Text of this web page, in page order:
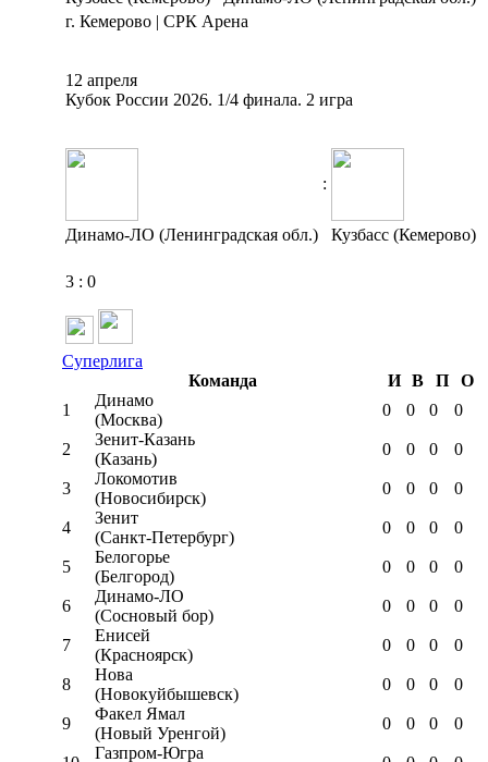
г. Кемерово | СРК Арена
12 апреля
Кубок России 2026. 1/4 финала. 2 игра
:
Динамо-ЛО (Ленинградская обл.) Кузбасс (Кемерово)
3 : 0
Суперлига
Команда
И В П
О
1
Динамо
(Москва)
0 0 0 0
2
Зенит-Казань
(Казань)
0 0 0 0
3
Локомотив
(Новосибирск)
0 0 0 0
4
Зенит
(Санкт-Петербург)
0 0 0 0
5
Белогорье
(Белгород)
0 0 0 0
6
Динамо-ЛО
(Сосновый бор)
0 0 0 0
7
Енисей
(Красноярск)
0 0 0 0
8
Нова
(Новокуйбышевск)
0 0 0 0
9
Факел Ямал
(Новый Уренгой)
0 0 0 0
Газпром-Югра